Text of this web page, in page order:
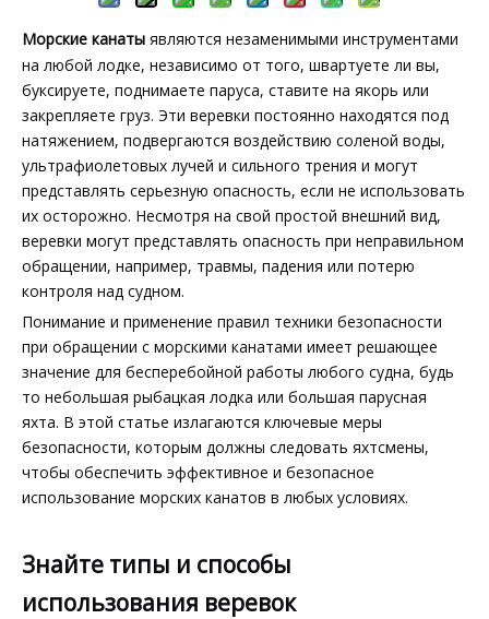
Морские канаты являются незаменимыми инструментами
на любой лодке, независимо от того, швартуете ли вы,
буксируете, поднимаете паруса, ставите на якорь или
закрепляете груз. Эти веревки постоянно находятся под
натяжением, подвергаются воздействию соленой воды,
ультрафиолетовых лучей и сильного трения и могут
представлять серьезную опасность, если не использовать
их осторожно. Несмотря на свой простой внешний вид,
веревки могут представлять опасность при неправильном
обращении, например, травмы, падения или потерю
контроля над судном.
Понимание и применение правил техники безопасности
при обращении с морскими канатами имеет решающее
значение для бесперебойной работы любого судна, будь
то небольшая рыбацкая лодка или большая парусная
яхта. В этой статье излагаются ключевые меры
безопасности, которым должны следовать яхтсмены,
чтобы обеспечить эффективное и безопасное
использование морских канатов в любых условиях.
Знайте типы и способы
использования веревок